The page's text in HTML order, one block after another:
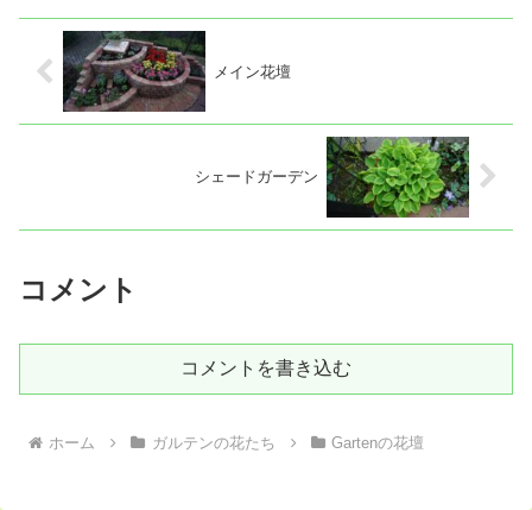
メイン花壇
シェードガーデン
コメント
コメントを書き込む
ホーム ガルテンの花たち Gartenの花壇